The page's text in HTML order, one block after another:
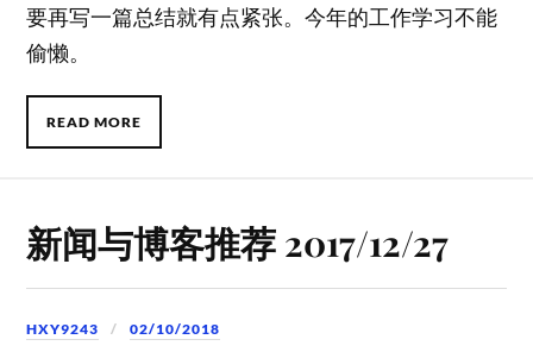
要再写一篇总结就有点紧张。今年的工作学习不能
偷懒。
READ MORE
新闻与博客推荐 2017/12/27
HXY9243 02/10/2018